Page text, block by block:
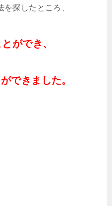
探したところ、
ができ、
できました。